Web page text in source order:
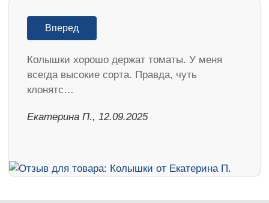
Вперед
Колышки хорошо держат томаты. У меня
всегда высокие сорта. Правда, чуть
клонятс…
Екатерина П., 12.09.2025